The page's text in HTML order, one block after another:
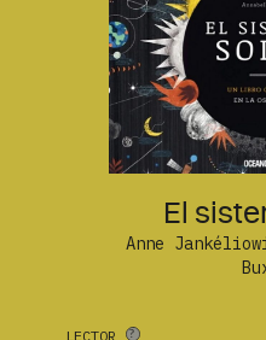
El
Anne
LECTOR